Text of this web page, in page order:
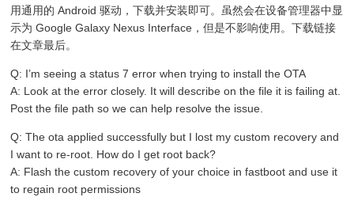
用通用的 Android 驱动，下载并安装即可。虽然会在设备管理器中显
示为 Google Galaxy Nexus Interface，但是不影响使用。下载链接
在文章最后。
Q: I’m seeing a status 7 error when trying to install the OTA
A: Look at the error closely. It will describe on the file it is failing at.
Post the file path so we can help resolve the issue.
Q: The ota applied successfully but I lost my custom recovery and
I want to re-root. How do I get root back?
A: Flash the custom recovery of your choice in fastboot and use it
to regain root permissions